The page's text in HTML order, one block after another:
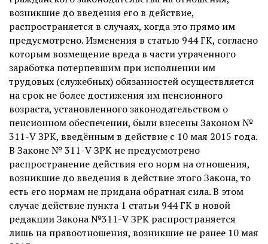
возникшие до введения его в действие,
распространяется в случаях, когда это прямо им
предусмотрено. Изменения в статью 944 ГК, согласно
которым возмещение вреда в части утраченного
заработка потерпевшим при исполнении им
трудовых (служебных) обязанностей осуществляется
на срок не более достижения им пенсионного
возраста, установленного законодательством о
пенсионном обеспечении, были внесены Законом №
311-V ЗРК, введённым в действие с 10 мая 2015 года.
В Законе № 311-V ЗРК не предусмотрено
распространение действия его норм на отношения,
возникшие до введения в действие этого Закона, то
есть его нормам не придана обратная сила. В этом
случае действие пункта 1 статьи 944 ГК в новой
редакции Закона №311-V ЗРК распространяется
лишь на правоотношения, возникшие не ранее 10 мая